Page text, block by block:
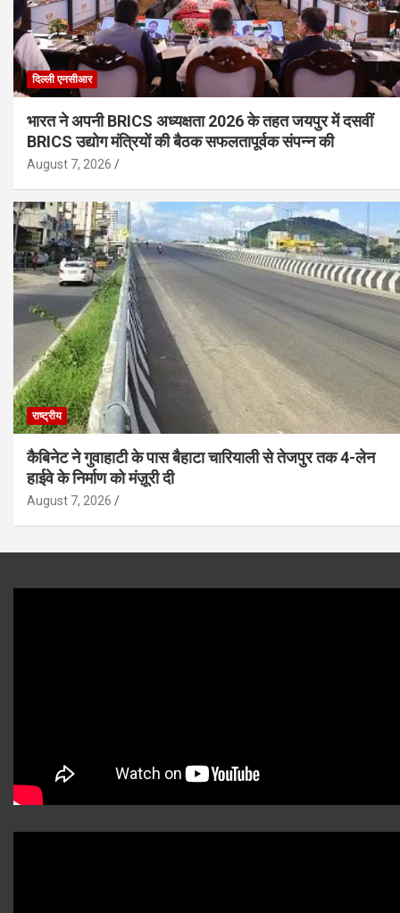
दिल्ली एनसीआर
भारत ने अपनी BRICS अध्यक्षता 2026 के तहत जयपुर में दसवीं
BRICS उद्योग मंत्रियों की बैठक सफलतापूर्वक संपन्न की
August 7, 2026
राष्ट्रीय
कैबिनेट ने गुवाहाटी के पास बैहाटा चारियाली से तेजपुर तक 4-लेन
हाईवे के निर्माण को मंज़ूरी दी
August 7, 2026